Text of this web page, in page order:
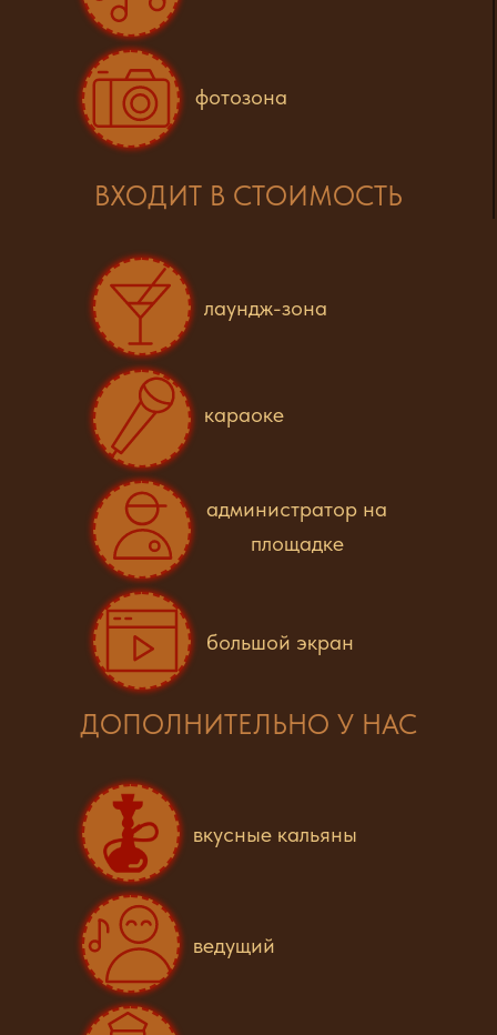
лаундж-зона
вкусные кальяны
ведущий
администратор на
площадке
большой экран
караоке
фотозона
ВХОДИТ В СТОИМОСТЬ
ДОПОЛНИТЕЛЬНО У НАС